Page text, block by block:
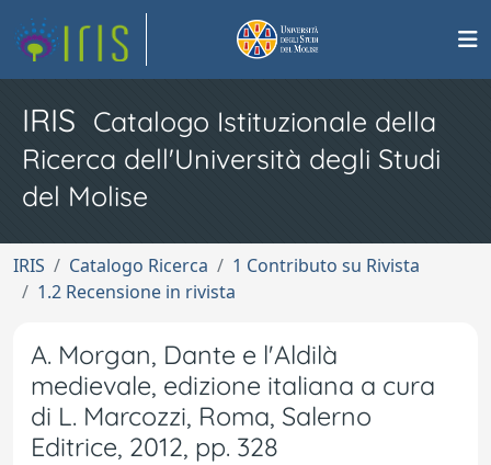
IRIS Catalogo Istituzionale della
Ricerca dell'Università degli Studi
del Molise
IRIS Catalogo Ricerca
1 Contributo su Rivista
1.2 Recensione in rivista
A. Morgan, Dante e l'Aldilà
medievale, edizione italiana a cura
di L. Marcozzi, Roma, Salerno
Editrice, 2012, pp. 328